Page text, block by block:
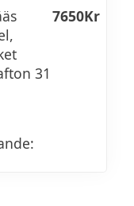
31
7650Kr